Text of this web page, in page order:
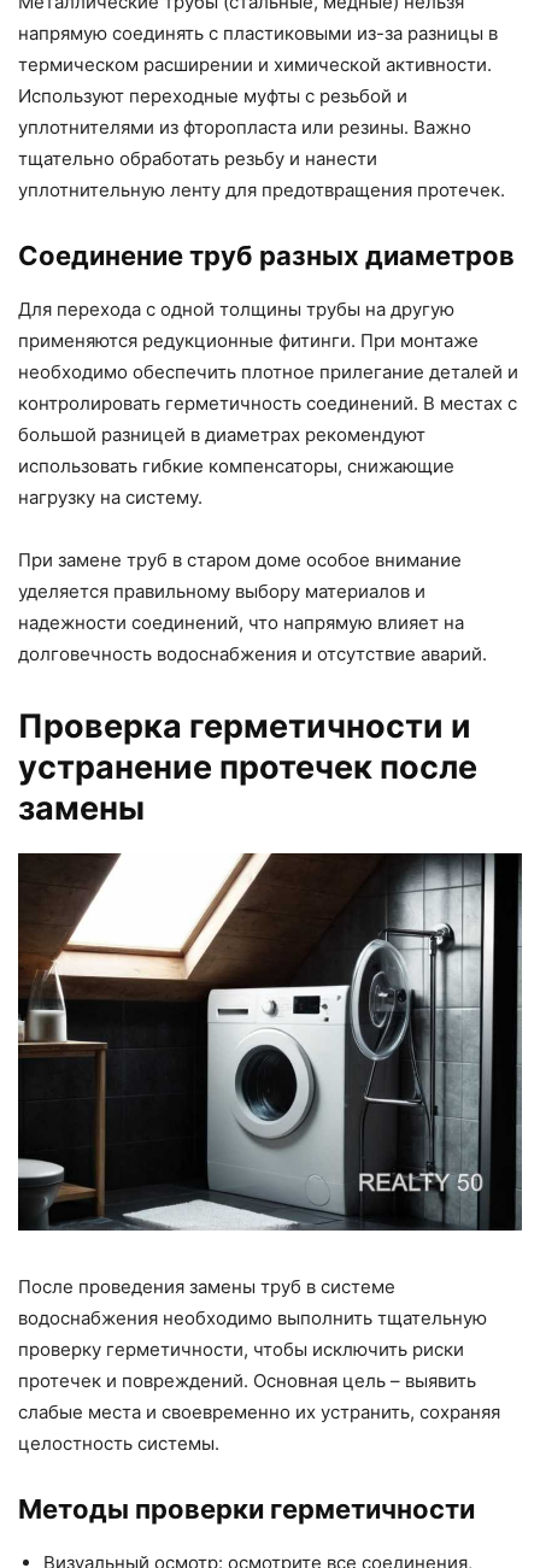
напрямую соединять с пластиковыми из-за разницы в
термическом расширении и химической активности.
Используют переходные муфты с резьбой и
уплотнителями из фторопласта или резины. Важно
тщательно обработать резьбу и нанести
уплотнительную ленту для предотвращения протечек.
Соединение труб разных диаметров
Для перехода с одной толщины трубы на другую
применяются редукционные фитинги. При монтаже
необходимо обеспечить плотное прилегание деталей и
контролировать герметичность соединений. В местах с
большой разницей в диаметрах рекомендуют
использовать гибкие компенсаторы, снижающие
нагрузку на систему.
При замене труб в старом доме особое внимание
уделяется правильному выбору материалов и
надежности соединений, что напрямую влияет на
долговечность водоснабжения и отсутствие аварий.
Проверка герметичности и
устранение протечек после
замены
После проведения замены труб в системе
водоснабжения необходимо выполнить тщательную
проверку герметичности, чтобы исключить риски
протечек и повреждений. Основная цель – выявить
слабые места и своевременно их устранить, сохраняя
целостность системы.
Методы проверки герметичности
Визуальный осмотр: осмотрите все соединения,